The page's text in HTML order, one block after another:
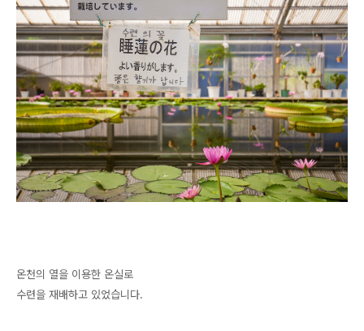
온천의 열을 이용한 온실로
수련을 재배하고 있었습니다.